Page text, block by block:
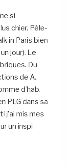
si
chier. Pêle-
in Paris bien
jour). Le
Du
de A.
d’hab.
PLG dans sa
j’ai mis mes
un inspi